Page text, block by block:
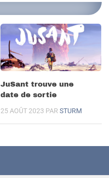
JuSant trouve une
date de sortie
25 AOÛT 2023 PAR STURM